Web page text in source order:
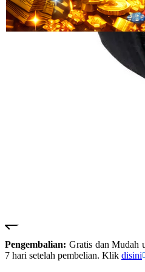
Read
13
Reviews.
HT OFFICIAL
SUSTER123
SUSTER 123
Pengembalian: Gratis dan Mudah
7 hari setelah pembelian. Klik disini